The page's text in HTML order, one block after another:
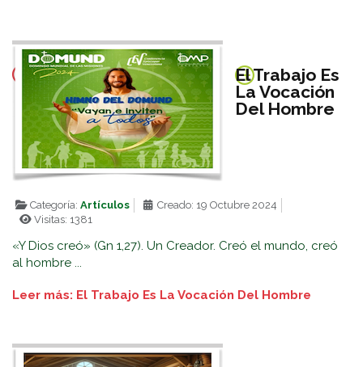
El Trabajo Es
La Vocación
Del Hombre
Categoría:Artículos
Creado: 19 Octubre 2024
Visitas: 1381
«Y Dios creó» (Gn 1,27). Un Creador. Creó el mundo, creó
al hombre ...
Leer más: El Trabajo Es La Vocación Del Hombre